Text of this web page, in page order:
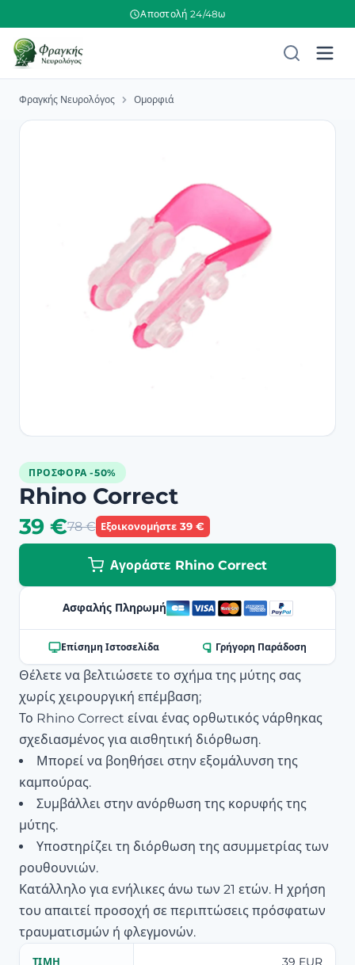
Αποστολή 24/48ω
Φραγκής Νευρολόγος Ομορφιά
ΠΡΟΣΦΟΡΆ -50%
Rhino Correct
39 €78 € Εξοικονομήστε 39 €
Αγοράστε Rhino Correct
Ασφαλής Πληρωμή
Επίσημη Ιστοσελίδα Γρήγορη Παράδοση
Θέλετε να βελτιώσετε το σχήμα της μύτης σας
χωρίς χειρουργική επέμβαση;
Το Rhino Correct είναι ένας ορθωτικός νάρθηκας
σχεδιασμένος για αισθητική διόρθωση.
Μπορεί να βοηθήσει στην εξομάλυνση της
καμπούρας.
Συμβάλλει στην ανόρθωση της κορυφής της
μύτης.
Υποστηρίζει τη διόρθωση της ασυμμετρίας των
ρουθουνιών.
Κατάλληλο για ενήλικες άνω των 21 ετών. Η χρήση
του απαιτεί προσοχή σε περιπτώσεις πρόσφατων
τραυματισμών ή φλεγμονών.
ΤΙΜΉ 39 EUR